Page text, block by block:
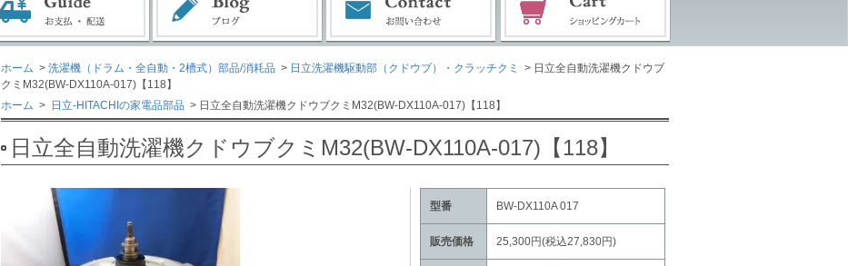
ホーム > 洗濯機（ドラム・全自動・2槽式）部品/消耗品 > 日立洗濯機駆動部（クドウブ）・クラッチクミ
> 日立全自動洗濯機クドウブ
クミM32(BW-DX110A-017)【118】
ホーム > 日立-HITACHIの家電品部品 > 日立全自動洗濯機クドウブクミM32(BW-DX110A-017)【118】
日立全自動洗濯機クドウブクミM32(BW-DX110A-017)【118】
型番 BW-DX110A 017
販売価格 25,300円(税込27,830円)